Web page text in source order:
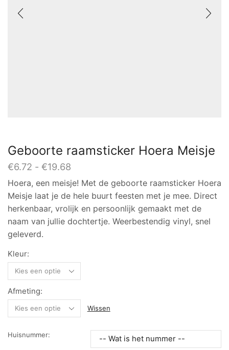
Geboorte raamsticker Hoera Meisje
€6.72 - €19.68
tot
€19.68
Hoera, een meisje! Met de geboorte raamsticker Hoera
Meisje laat je de hele buurt feesten met je mee. Direct
herkenbaar, vrolijk en persoonlijk gemaakt met de
naam van jullie dochtertje. Weerbestendig vinyl, snel
geleverd.
Kleur:
Afmeting:
Wissen
Huisnummer: